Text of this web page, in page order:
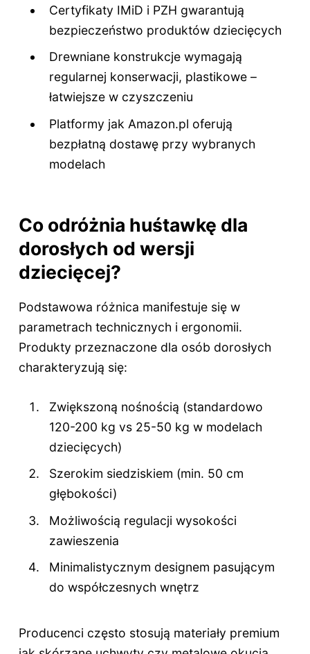
Certyfikaty IMiD i PZH gwarantują
bezpieczeństwo produktów dziecięcych
Drewniane konstrukcje wymagają
regularnej konserwacji, plastikowe –
łatwiejsze w czyszczeniu
Platformy jak Amazon.pl oferują
bezpłatną dostawę przy wybranych
modelach
Co odróżnia huśtawkę dla
dorosłych od wersji
dziecięcej?
Podstawowa różnica manifestuje się w
parametrach technicznych i ergonomii.
Produkty przeznaczone dla osób dorosłych
charakteryzują się:
Zwiększoną nośnością (standardowo
120-200 kg vs 25-50 kg w modelach
dziecięcych)
Szerokim siedziskiem (min. 50 cm
głębokości)
Możliwością regulacji wysokości
zawieszenia
Minimalistycznym designem pasującym
do współczesnych wnętrz
Producenci często stosują materiały premium